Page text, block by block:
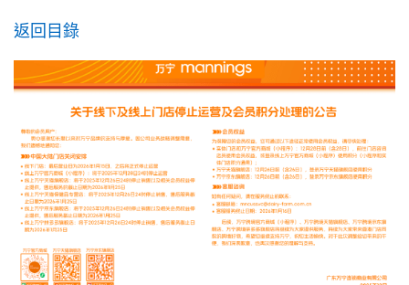
返回目錄